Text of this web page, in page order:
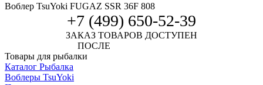
Воблер TsuYoki FUGAZ SSR 36F 808
+7 (499) 650-52-39
ЗАКАЗ ТОВАРОВ ДОСТУПЕН
ПОСЛЕ
Товары для рыбалки
Каталог Рыбалка
Воблеры TsuYoki